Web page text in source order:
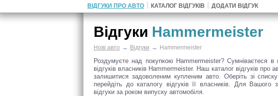
ВІДГУКИ ПРО АВТО | КАТАЛОГ ВІДГУКІВ | ДОДАТИ ВІДГУК
Відгуки Hammermeister
Нові авто → Відгуки → Hammermeister
Роздумуєте над покупкою Hammermeister? Сумніваєтеся в
відгуків власників Hammermeister. Наш каталог відгуків
залишитися задоволеним купленим авто. Оберіть зі
перейдіть до каталогу відгуків її власників. Для
відгуки за роком випуску автомобіля.